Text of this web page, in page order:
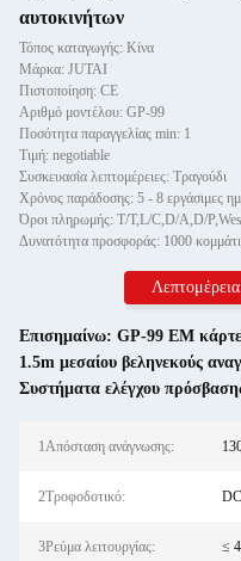
αυτοκινήτων
Τόπος καταγωγής: Κίνα
Μάρκα: JUTAI
Πιστοποίηση: CE
Αριθμό μοντέλου: GP-99
Ποσότητα παραγγελίας min: 1
Τιμή: negotiable
Συσκευασία λεπτομέρειες: Τραγούδι
Χρόνος παράδοσης: 5 - 8 εργάσιμες
Όροι πληρωμής: T/T,L/C,D/A,D/
Δυνατότητα προσφοράς: 1000
Λεπτομέρεια
Επισημαίνω: GP-99 EM
1.5m μεσαίου βεληνεκούς
Συστήματα ελέγχου
1Απόσταση ανάγνωσης:
2Τροφοδοτικό:
3Ρεύμα λειτουργίας: ≤